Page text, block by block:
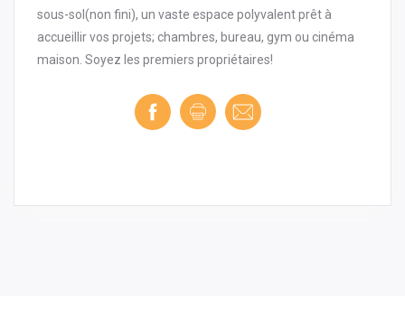
sous-sol(non fini), un vaste espace polyvalent prêt à
accueillir vos projets; chambres, bureau, gym ou cinéma
maison. Soyez les premiers propriétaires!